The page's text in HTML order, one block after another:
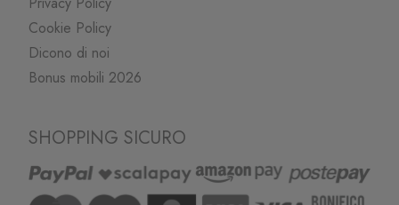
Cookie Policy
Dicono di noi
Bonus mobili 2026
SHOPPING SICURO